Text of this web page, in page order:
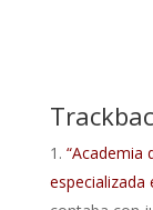
“Academia
especializada